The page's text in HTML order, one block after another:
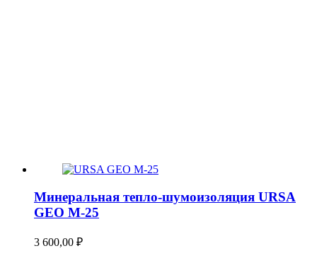
Минеральная тепло-шумоизоляция URSA
GEO М-25
3 600,00 ₽